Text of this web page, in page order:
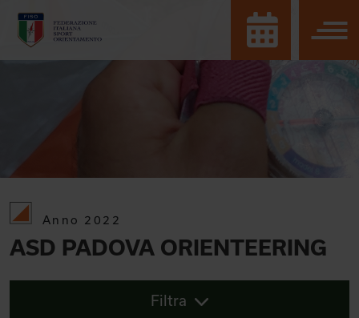
Anno 2022
ASD PADOVA ORIENTEERING
Filtra